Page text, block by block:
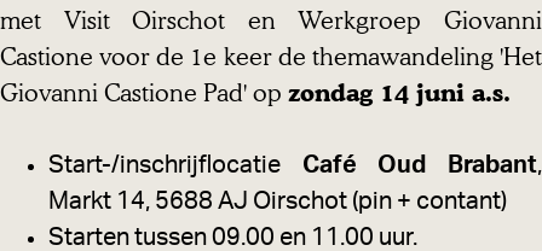
met Visit Oirschot en Werkgroep Giovanni
Castione voor de 1e keer de themawandeling 'Het
Giovanni Castione Pad' op zondag 14 juni a.s.
Start-/inschrijflocatie Café Oud Brabant,
Markt 14, 5688 AJ Oirschot (pin + contant)
Starten tussen 09.00 en 11.00 uur.